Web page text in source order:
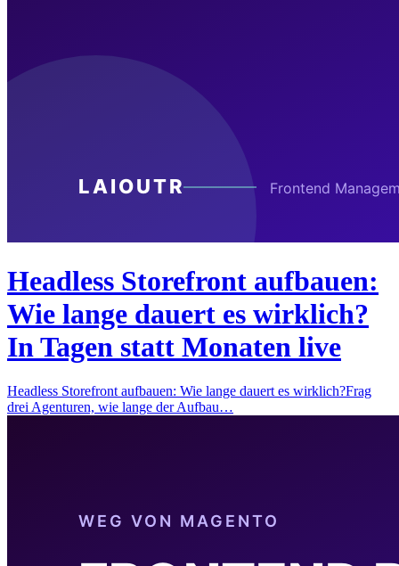
Headless Storefront aufbauen:
Wie lange dauert es wirklich?
In Tagen statt Monaten live
Headless Storefront aufbauen: Wie lange dauert es wirklich?Frag
drei Agenturen, wie lange der Aufbau…